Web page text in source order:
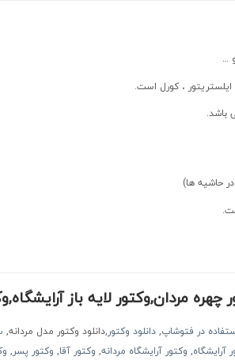
…
باشد.
حاشیه ها)
مردان,وکتور لایه باز
در فتوشاپ, دانلود وکتور,دانلود وکتور مدل مردانه,
آرایشگاه, وکتور آرایشگاه مردانه, وکتور آقا, وکتور پسر,